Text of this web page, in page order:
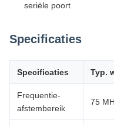
seriële poort
Specificaties
Specificaties Typ.
Frequentie-
afstembereik
75